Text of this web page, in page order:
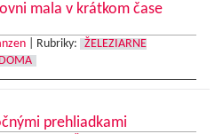
mala v krátkom čase
Rubriky:
ŽELEZIARNE
prehliadkami